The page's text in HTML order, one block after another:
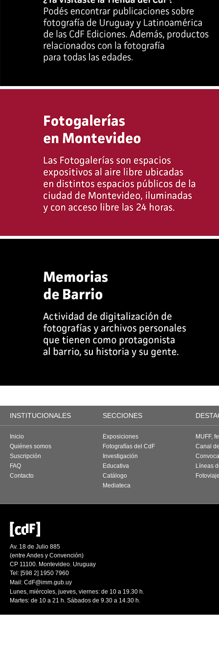
INSTITUCIONALES SECCIONES
Inicio
Quiénes somos
Suscripción
FAQ
Contacto
Exposiciones
Fotografías del CdF
Investigación
Educativa
Catálogo
Mediateca
MUFF,
Canal
Líneas
Av. 18 de Julio 885
(entre Andes y Convención)
CP 11100. Montevideo. Uruguay
Tel: [598 2] 1950 7960
Mail: CdF@imm.gub.uy
Lunes, miércoles, jueves, viernes: de 10 a 19.30 h.
Martes: de 10 a 21 h. Sábados de 9.30 a 14.30 h.